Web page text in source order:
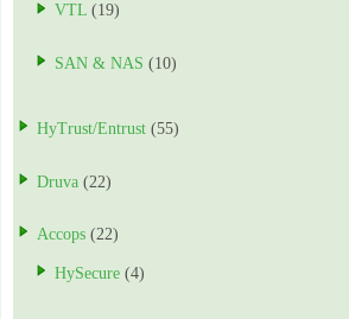
VTL (19)
SAN & NAS (10)
HyTrust/Entrust (55)
Druva (22)
Accops (22)
HySecure (4)